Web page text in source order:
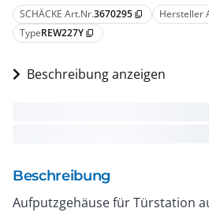
SCHÄCKE Art.Nr.3670295 content_copy Hersteller
TypeREW227Y content_copy
Beschreibung anzeigen
Beschreibung
Aufputzgehäuse für Türstation